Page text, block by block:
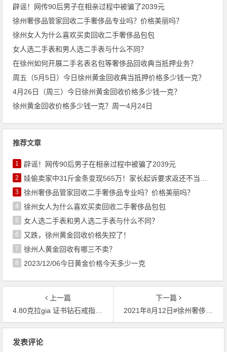
辟谣！网传90后男子在相亲过程中被骗了2039元
徐州奢侈品管家回收二手奢侈品专业吗？价格美丽吗？
徐州女人为什么喜欢买卖回收二手奢侈品包包
女人选二手表和男人选二手表与什么不同？
在徐州如何开展二手名表名包等奢侈品回收典当抵押业务？
周五（5月5日）今日徐州黄金回收典当抵押价格多少钱一克？
4月26日（周三）今日徐州黄金回收价格多少钱一克？
徐州黄金回收价格多少钱一克？周一4月24日
推荐文章
1 辟谣！网传90后男子在相亲过程中被骗了2039元
2 娃偷卖家中31斤金条变现565万！家长起诉要求返还不当得利！
3 徐州奢侈品管家回收二手奢侈品专业吗？价格美丽吗？
4 徐州女人为什么喜欢买卖回收二手奢侈品包包
5 女人选二手表和男人选二手表与什么不同？
6 又跌，徐州黄金回收价格失控了！
7 徐州人黄金回收有哪三不卖？
8 2023/12/06今日黄金价格今天多少一克
上一篇
4.80克拉gia 证书钻石戒指 典当回收抵押参考价格USD 40,000 – USD 60,000
下一篇
2021年8月12日#徐州奢侈品管家# 财经早餐：CPI升势放缓，美元走低黄金反弹！今日黄金回收/抵押/典当参考价364/克
发表评论